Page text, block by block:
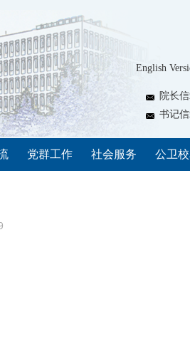
English
院长
书记
党群工作 社会服务 公卫